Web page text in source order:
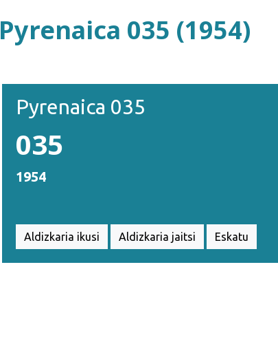
Pyrenaica 035 (1954)
Pyrenaica 035
035
1954
Aldizkaria ikusi Aldizkaria jaitsi Eskatu